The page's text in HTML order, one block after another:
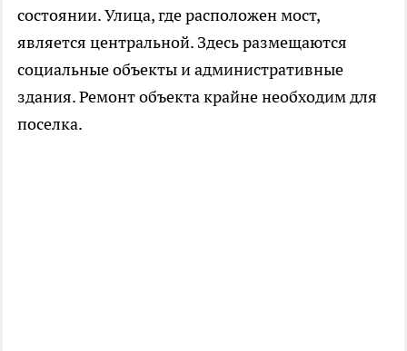
состоянии. Улица, где расположен мост,
является центральной. Здесь размещаются
социальные объекты и административные
здания. Ремонт объекта крайне необходим для
поселка.